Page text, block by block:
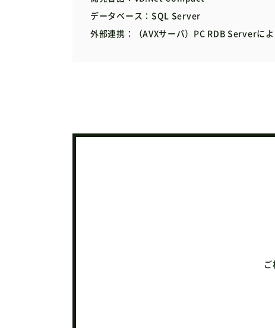
データベース SQL Server
外部連携 （AVXサーバ）PC RDB Serverに
ご